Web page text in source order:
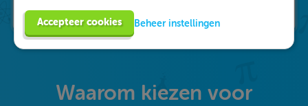
Waarom kiezen voor
Accepteer cookies Beheer instellingen